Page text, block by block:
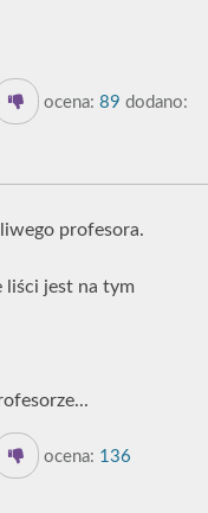
ocena: 89 dodano:
profesora.
liści jest na tym
ocena: 136